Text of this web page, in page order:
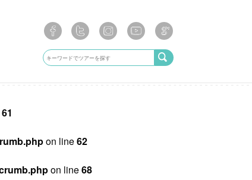
61
on line62
on line68